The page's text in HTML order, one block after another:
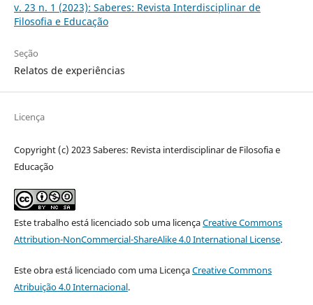
v. 23 n. 1 (2023): Saberes: Revista Interdisciplinar de
Filosofia e Educação
Seção
Relatos de experiências
Licença
Copyright (c) 2023 Saberes: Revista interdisciplinar de Filosofia e
Educação
Este trabalho está licenciado sob uma licençaCreative Commons
Attribution-NonCommercial-ShareAlike 4.0 International License.
Este obra está licenciado com uma LicençaCreative Commons
Atribuição 4.0 Internacional.